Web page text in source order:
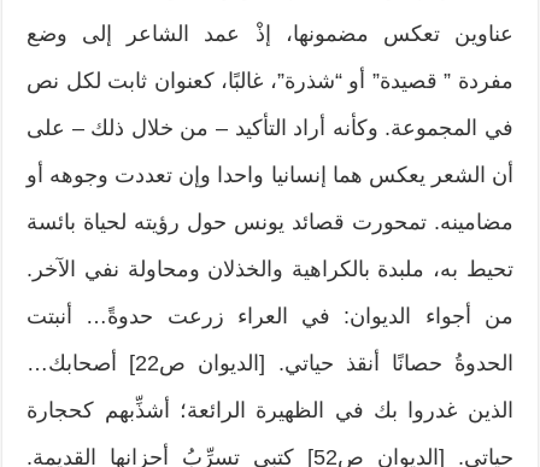
عناوين تعكس مضمونها، إذْ عمد الشاعر إلى وضع
مفردة ” قصيدة” أو “شذرة”، غالبًا، كعنوان ثابت لكل نص
في المجموعة. وكأنه أراد التأكيد – من خلال ذلك – على
أن الشعر يعكس هما إنسانيا واحدا وإن تعددت وجوهه أو
مضامينه. تمحورت قصائد يونس حول رؤيته لحياة بائسة
تحيط به، ملبدة بالكراهية والخذلان ومحاولة نفي الآخر.
من أجواء الديوان: في العراء زرعت حدوةً… أنبتت
الحدوةُ حصانًا أنقذ حياتي. [الديوان ص22] أصحابك…
الذين غدروا بك في الظهيرة الرائعة؛ أشذِّبهم كحجارة
حياتي. [الديوان ص52] كتبي تسرِّبُ أحزانها القديمة.